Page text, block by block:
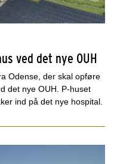
ved det nye OUH
Odense, der skal opføre
det nye OUH. P-huset
ind på det nye hospital.